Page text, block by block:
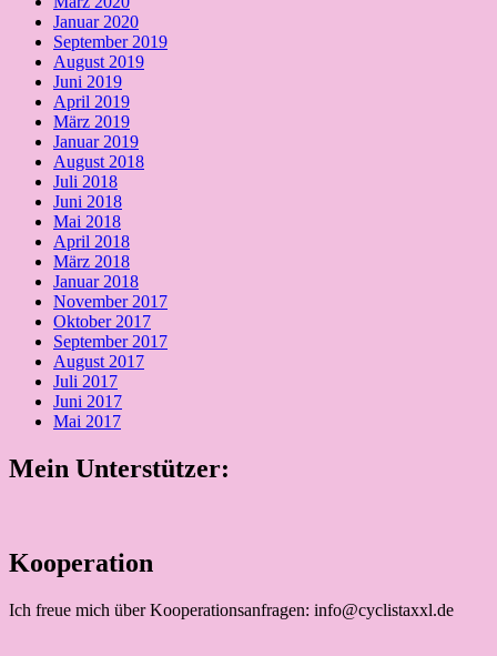
Januar 2020
September 2019
August 2019
Juni 2019
April 2019
März 2019
Januar 2019
August 2018
Juli 2018
Juni 2018
Mai 2018
April 2018
März 2018
Januar 2018
November 2017
Oktober 2017
September 2017
August 2017
Juli 2017
Juni 2017
Mai 2017
Mein Unterstützer:
Kooperation
Ich freue mich über Kooperationsanfragen: info@cyclistaxxl.de